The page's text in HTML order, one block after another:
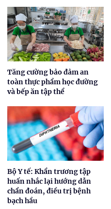
Tăng cường bảo đảm an
toàn thực phẩm học đường
và bếp ăn tập thể
Bộ Y tế: Khẩn trương tập
huấn nhắc lại hướng dẫn
chẩn đoán, điều trị bệnh
bạch hầu